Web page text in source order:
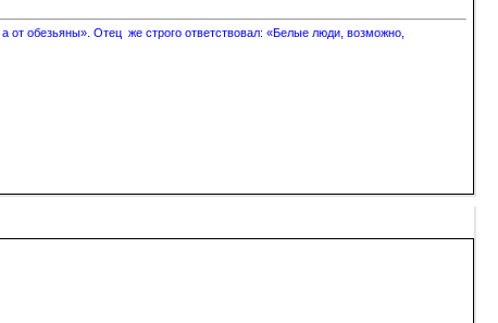
обезьяны». Отец же строго ответствовал: «Белые люди, возможно,